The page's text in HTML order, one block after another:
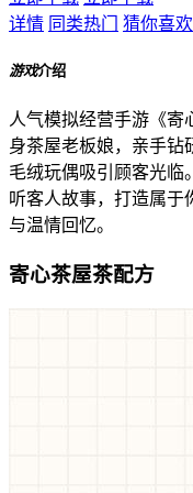
详情 同类热门 猜你喜欢
游戏介绍
人气模拟经营手游《寄
身茶屋老板娘，亲手钻
毛绒玩偶吸引顾客光临
听客人故事，打造属于
与温情回忆。
寄心茶屋茶配方